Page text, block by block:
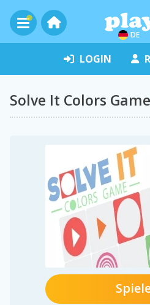
DE
LOGIN
Solve It Colors Game